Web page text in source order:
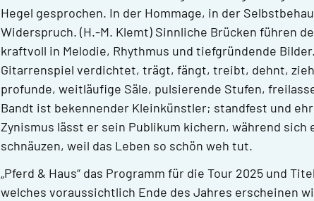
Hegel gesprochen. In der Hommage, in der
Widerspruch. (H.-M. Klemt) Sinnliche Brücken führen
kraftvoll in Melodie, Rhythmus und tiefgründende
Gitarrenspiel verdichtet, trägt, fängt, treibt, dehnt,
profunde, weitläufige Säle, pulsierende Stufen,
Bandt ist bekennender Kleinkünstler; standfest und
Zynismus lässt er sein Publikum kichern, während sich
schnäuzen, weil das Leben so schön weh tut.
„Pferd & Haus“ das Programm für die Tour 2025 und
welches voraussichtlich Ende des Jahres erscheinen